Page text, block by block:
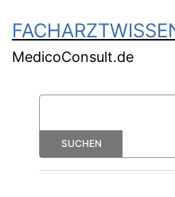
MedicoConsult.de